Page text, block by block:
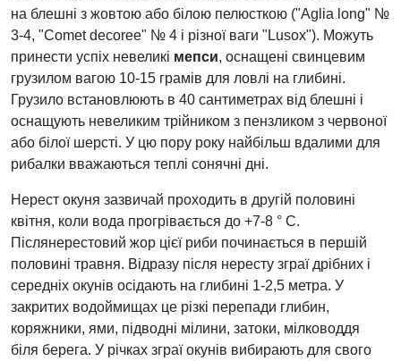
на блешні з жовтою або білою пелюсткою ("Aglia long" №
3-4, "Comet decoree" № 4 і різної ваги "Lusox"). Можуть
принести успіх невеликі мепси, оснащені свинцевим
грузилом вагою 10-15 грамів для ловлі на глибині.
Грузило встановлюють в 40 сантиметрах від блешні і
оснащують невеликим трійником з пензликом з червоної
або білої шерсті. У цю пору року найбільш вдалими для
рибалки вважаються теплі сонячні дні.
Нерест окуня зазвичай проходить в другій половині
квітня, коли вода прогрівається до +7-8 ° С.
Післянерестовий жор цієї риби починається в першій
половині травня. Відразу після нересту зграї дрібних і
середніх окунів осідають на глибині 1-2,5 метра. У
закритих водоймищах це різкі перепади глибин,
коряжники, ями, підводні мілини, затоки, мілководдя
біля берега. У річках зграї окунів вибирають для свого